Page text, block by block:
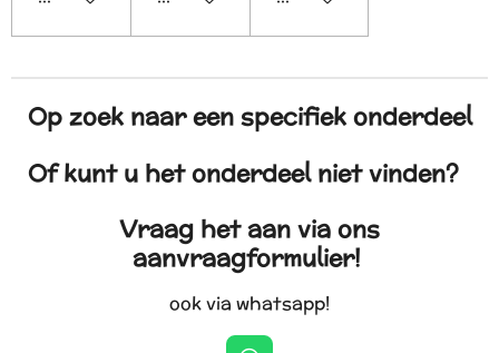
Op zoek naar een specifiek onderdeel
Of kunt u het onderdeel niet vinden?
Vraag het aan via ons
aanvraagformulier!
ook via whatsapp!